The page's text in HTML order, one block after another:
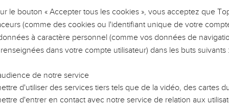
Téman ; Hadad, fils de Bédad, de la ville d’Avith : c’est lui
de Masréca ; Chaoul, de Rehoboth-sur-la-Rivière ; Baal-
: il avait épousé Métabéel, fille de Matred et petite-fille de Mé-
Édom fut gouverné par des chefs de clans. En voici la
le bouton « Accepter tous les cookies », vous acceptez que
(comme des cookies ou l'identifiant unique de votre
à caractère personnel (comme vos données de
dans votre compte utilisateur) dans les buts suivants :
de notre service
d'utiliser des services tiers tels que de la vidéo, des cartes
d'entrer en contact avec notre service de relation aux